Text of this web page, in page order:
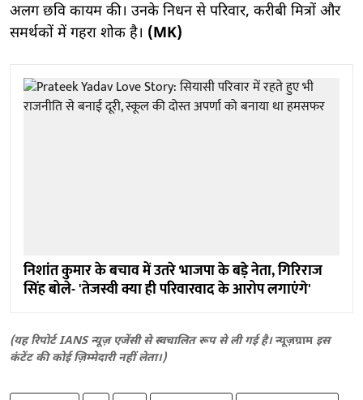
अलग छवि कायम की। उनके निधन से परिवार, करीबी मित्रों और
समर्थकों में गहरा शोक है। (MK)
निशांत कुमार के बचाव में उतरे भाजपा के बड़े नेता, गिरिराज
सिंह बोले- 'तेजस्वी क्या ही परिवारवाद के आरोप लगाएंगे'
(यह रिपोर्ट IANS न्यूज़ एजेंसी से स्वचालित रूप से ली गई है।न्यूज़ग्राम इस
कंटेंट की कोई ज़िम्मेदारी नहीं लेता।)